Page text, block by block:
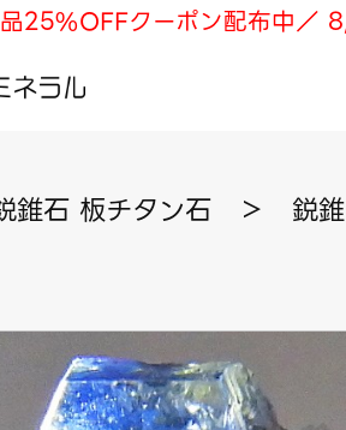
25%OFFクーポン配布中／
錐石 板チタン石 ＞
鋭